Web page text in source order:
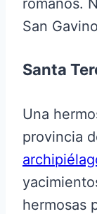
romanos.
San
Santa
Una
provincia
hermosas